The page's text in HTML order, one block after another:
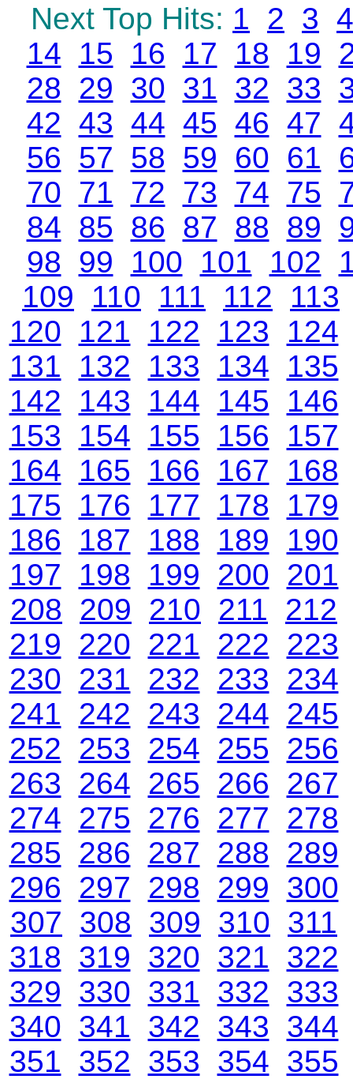
Next Top Hits: 1 2 3 4
14
15 16 17 18 19
28
29 30 31 32 33
42 43 44 45 46 47
56 57 58 59 60 61
70 71 72 73 74 75
84 85 86 87 88 89
98 99 100 101 102
109
110 111 112
113
120
121 122 123
124
131
132 133 134
135
142
143 144 145
146
153
154 155 156
157
164
165 166 167
168
175
176 177 178
179
186
187 188 189
190
197
198 199 200 201
208
209 210 211
212
219
220 221 222
223
230 231 232 233
234
241
242 243 244 245
252
253 254 255
256
263
264 265 266
267
274 275 276 277
278
285
286 287 288
289
296
297 298 299 300
307 308 309 310 311
318 319 320 321 322
329 330 331 332 333
340 341 342 343 344
351 352 353 354 355